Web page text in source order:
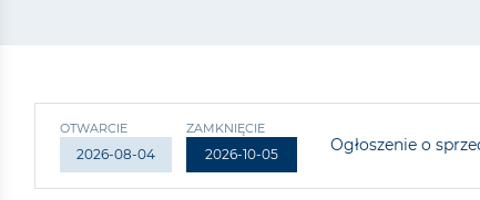
OTWARCIE
2026-08-04
ZAMKNIĘCIE
2026-10-05 Ogłoszenie o